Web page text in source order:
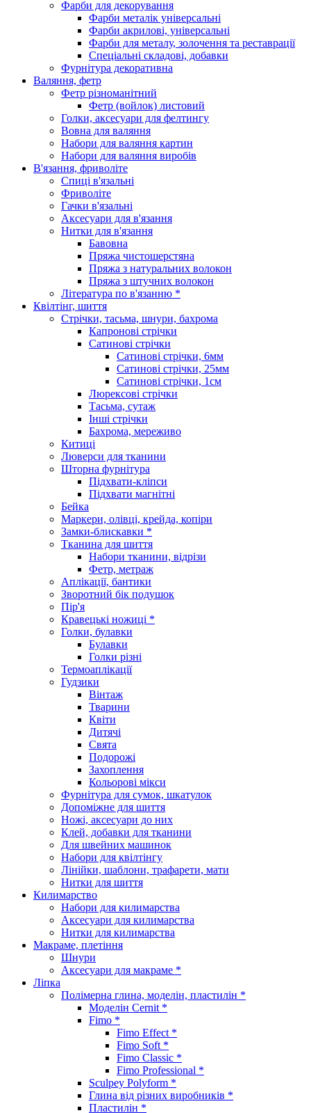
Фарби для декорування
Фарби металік універсальні
Фарби акрилові, універсальні
Фарби для металу, золочення та реставрації
Спеціальні складові, добавки
Фурнітура декоративна
Валяння, фетр
Фетр різноманітний
Фетр (войлок) листовий
Голки, аксесуари для фелтингу
Вовна для валяння
Набори для валяння картин
Набори для валяння виробів
В'язання, фриволіте
Спиці в'язальні
Фриволіте
Гачки в'язальні
Аксесуари для в'язання
Нитки для в'язання
Бавовна
Пряжа чистошерстяна
Пряжа з натуральних волокон
Пряжа з штучних волокон
Література по в'язанню *
Квілтінг, шиття
Стрічки, тасьма, шнури, бахрома
Капронові стрічки
Сатинові стрічки
Сатинові стрічки, 6мм
Сатинові стрічки, 25мм
Сатинові стрічки, 1см
Люрексові стрічки
Тасьма, сутаж
Інші стрічки
Бахрома, мереживо
Китиці
Люверси для тканини
Шторна фурнітура
Підхвати-кліпси
Підхвати магнітні
Бейка
Маркери, олівці, крейда, копіри
Замки-блискавки *
Тканина для шиття
Набори тканини, відрізи
Фетр, метраж
Аплікації, бантики
Зворотний бік подушок
Пір'я
Кравецькі ножиці *
Голки, булавки
Булавки
Голки різні
Термоаплікації
Гудзики
Вінтаж
Тварини
Квіти
Дитячі
Свята
Подорожі
Захоплення
Кольорові мікси
Фурнітура для сумок, шкатулок
Допоміжне для шиття
Ножі, аксесуари до них
Клей, добавки для тканини
Для швейних машинок
Набори для квілтінгу
Лінійки, шаблони, трафарети, мати
Нитки для шиття
Килимарство
Набори для килимарства
Аксесуари для килимарства
Нитки для килимарства
Макраме, плетіння
Шнури
Аксесуари для макраме *
Ліпка
Полімерна глина, моделін, пластилін *
Моделін Cernit *
Fimo *
Fimo Effect *
Fimo Soft *
Fimo Classic *
Fimo Professional *
Sculpey Polyform *
Глина від різних виробників *
Пластилін *